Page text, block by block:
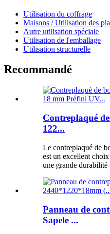
Utilisation du coffrage
Maisons / Utilisation des
Autre utilisation spéciale
Utilisation de l'emballage
Utilisation structurelle
Recommandé
Contreplaqué
122...
Le contreplaqué de
est un excellent
une grande durabilité
Panneau de
Sapele ...